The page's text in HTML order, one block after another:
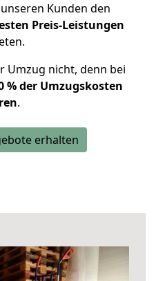
Kunden den
Preis-Leistungen
Umzug nicht, denn bei
% der Umzugskosten
.
erhalten